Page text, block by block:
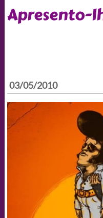
Apresento-
03/05/2010